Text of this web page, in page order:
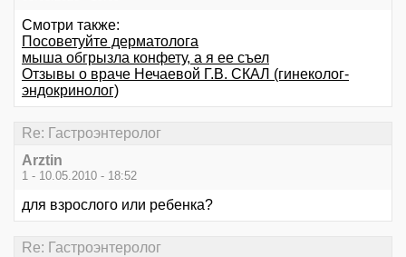
Смотри также:
Посоветуйте дерматолога
мыша обгрызла конфету, а я ее съел
Отзывы о враче Нечаевой Г.В. СКАЛ (гинеколог-
эндокринолог)
Re: Гастроэнтеролог
Arztin
1 - 10.05.2010 - 18:52
для взрослого или ребенка?
Re: Гастроэнтеролог